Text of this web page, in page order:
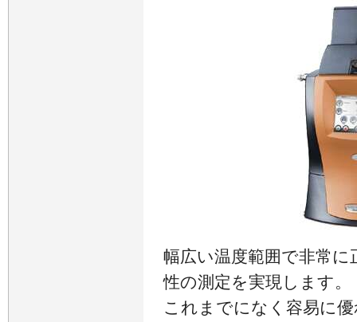
幅広い温度範囲で非常
性の測定を実現します。
これまでになく容易に